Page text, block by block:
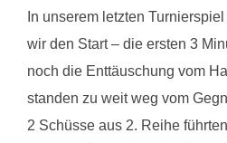
In unserem letzten
wir den Start – die ersten 3
noch die Enttäuschung vom
standen zu weit weg vom
2 Schüsse aus 2. Reihe